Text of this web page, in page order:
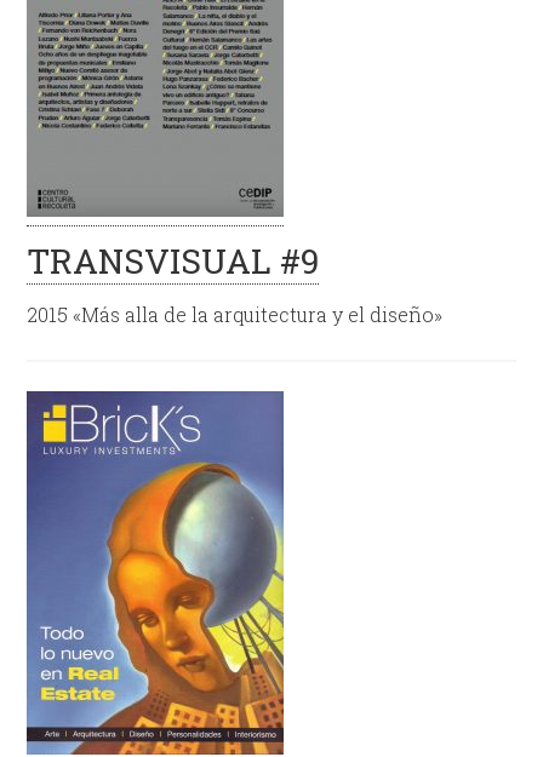
TRANSVISUAL #9
2015 «Más alla de la arquitectura y el diseño»